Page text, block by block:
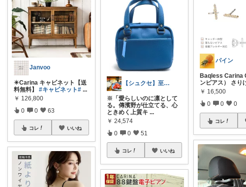
Janvoo
✴️Carina キャビネット【送
料無料】 #キャビネット# ...
￥ 126,800
0 0 63
コレ いいね
【シュクセ】至高のバッグコレクション🛍
※「愛らしいのに凛として
る。傳濱野が仕立てる、心
ときめく上質キ ...
￥ 24,574
0 0 51
コレ いいね
パイン
Baqless Carina
ンピアス） さり
￥ 16,500
0 0 0
コレ